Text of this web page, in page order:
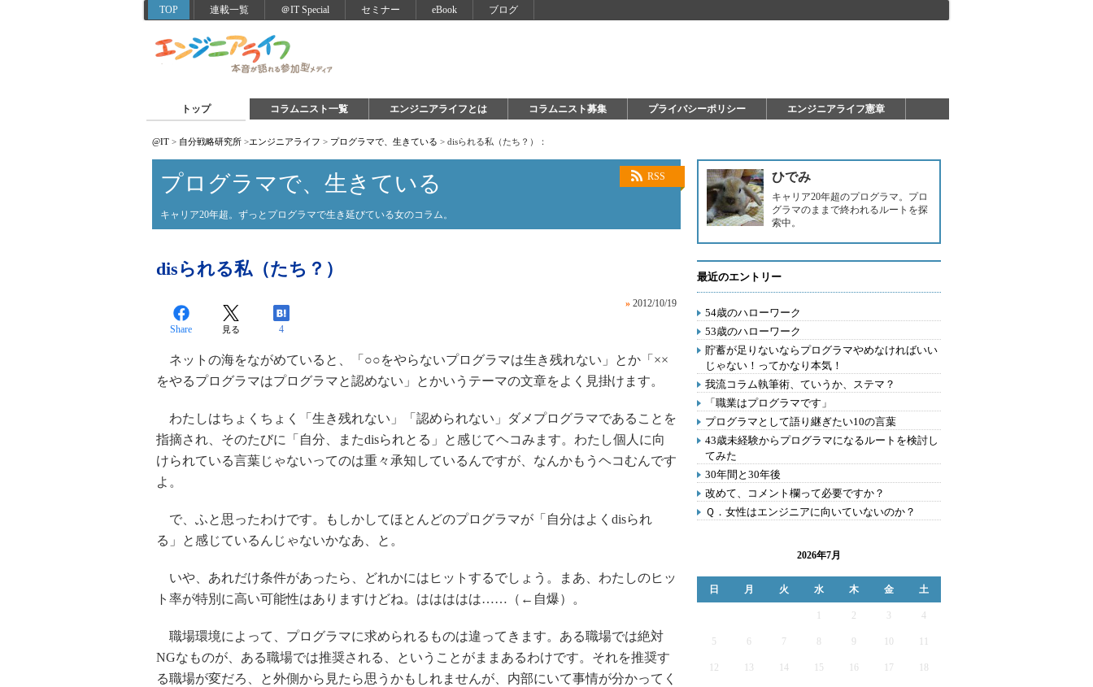
TOP 連載一覧 ＠IT Special セミナー eBook ブログ
トップ コラムニスト一覧 エンジニアライフとは コラムニスト募集 プライバシーポリシー エンジニアライフ憲章
@IT > 自分戦略研究所 >エンジニアライフ > プログラマで、生きている > disられる私（たち？）：
RSS
プログラマで、生きている
キャリア20年超。ずっとプログラマで生き延びている女のコラム。
disられる私（たち？）
» 2012/10/19
Share 見る 4
ネットの海をながめていると、「○○をやらないプログラマは生き残れない」とか「××
をやるプログラマはプログラマと認めない」とかいうテーマの文章をよく見掛けます。
わたしはちょくちょく「生き残れない」「認められない」ダメプログラマであることを
指摘され、そのたびに「自分、またdisられとる」と感じてヘコみます。わたし個人に向
けられている言葉じゃないってのは重々承知しているんですが、なんかもうヘコむんです
よ。
で、ふと思ったわけです。もしかしてほとんどのプログラマが「自分はよくdisられ
る」と感じているんじゃないかなあ、と。
いや、あれだけ条件があったら、どれかにはヒットするでしょう。まあ、わたしのヒッ
ト率が特別に高い可能性はありますけどね。ははははは……（←自爆）。
職場環境によって、プログラマに求められるものは違ってきます。ある職場では絶対
NGなものが、ある職場では推奨される、ということがままあるわけです。それを推奨す
る職場が変だろ、と外側から見たら思うかもしれませんが、内部にいて事情が分かってく
ひでみ
キャリア20年超のプログラマ。プロ
グラマのままで終われるルートを探
索中。
最近のエントリー
54歳のハローワーク
53歳のハローワーク
貯蓄が足りないならプログラマやめなければいい
じゃない！ってかなり本気！
我流コラム執筆術、ていうか、ステマ？
「職業はプログラマです」
プログラマとして語り継ぎたい10の言葉
43歳未経験からプログラマになるルートを検討し
てみた
30年間と30年後
改めて、コメント欄って必要ですか？
Ｑ．女性はエンジニアに向いていないのか？
2026年7月
日 月 火 水 木 金 土
2 3 4
5 6 7 9
12 13 14 15 16 17